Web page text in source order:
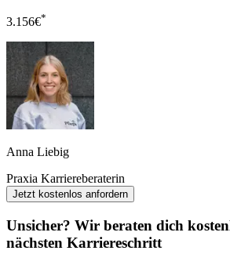
3.156€*
Anna Liebig
Praxia Karriereberaterin
Jetzt kostenlos anfordern
Unsicher? Wir beraten dich
nächsten Karriereschritt